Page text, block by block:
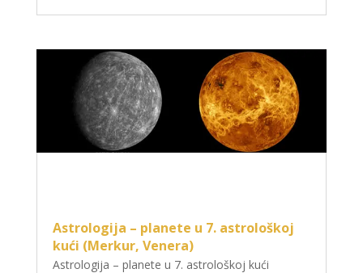
Astrologija – planete u 7. astrološkoj
kući (Merkur, Venera)
Astrologija – planete u 7. astrološkoj kući